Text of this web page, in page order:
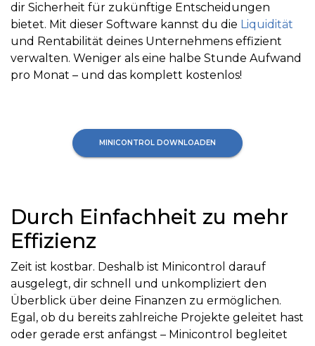
dir Sicherheit für zukünftige Entscheidungen
bietet. Mit dieser Software kannst du die Liquidität
und Rentabilität deines Unternehmens effizient
verwalten. Weniger als eine halbe Stunde Aufwand
pro Monat – und das komplett kostenlos!
MINICONTROL DOWNLOADEN
Durch Einfachheit zu mehr
Effizienz
Zeit ist kostbar. Deshalb ist Minicontrol darauf
ausgelegt, dir schnell und unkompliziert den
Überblick über deine Finanzen zu ermöglichen.
Egal, ob du bereits zahlreiche Projekte geleitet hast
oder gerade erst anfängst – Minicontrol begleitet